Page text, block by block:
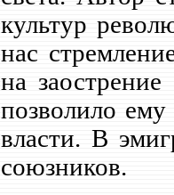
культур
нас
на
позволило
власти. В
союзников.